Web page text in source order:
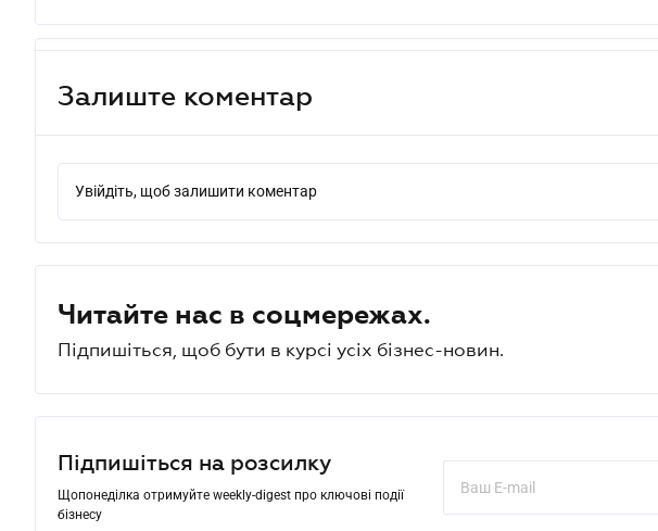
Залиште коментар
Увійдіть, щоб залишити коментар
Читайте нас в соцмережах.
Підпишіться, щоб бути в курсі усіх бізнес-новин.
Підпишіться на розсилку
Щопонеділка отримуйте weekly-digest про ключові події
бізнесу